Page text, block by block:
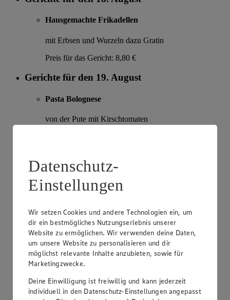
Hausgemachte Frikadellen
mit Erbsen und Wurzeln dazu Gratin
Preis für das Gericht: 8,80 €
Gerichte für den 19. August
Pasta Bolognese
von der Pute mit Kirschtomaten
Curry Wurst
Preis für das Gericht:6,40 €
Gerichte für den 21. August
Grillgemüse
Preis für das Gericht:8,80 €
Datenschutz-
Einstellungen
Wir setzen Cookies und andere Technologien ein, um
dir ein bestmögliches Nutzungserlebnis unserer
Website zu ermöglichen. Wir verwenden deine Daten,
um unsere Website zu personalisieren und dir
möglichst relevante Inhalte anzubieten, sowie für
Marketingzwecke.
Deine Einwilligung ist freiwillig und kann jederzeit
individuell in den Datenschutz-Einstellungen angepasst